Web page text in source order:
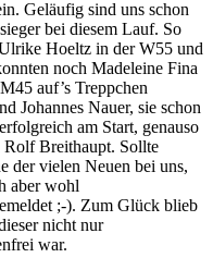
Geläufig sind uns schon
bei diesem Lauf. So
Hoeltz in der W55 und
noch Madeleine Fina
auf’s Treppchen
Johannes Nauer, sie schon
am Start, genauso
Rolf Breithaupt. Sollte
der vielen Neuen bei uns,
aber wohl
;-). Zum Glück blieb
nicht nur
war.